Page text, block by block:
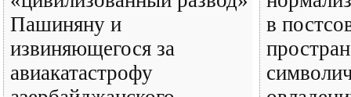
Пашиняну и
извиняющегося за
авиакатастрофу
в